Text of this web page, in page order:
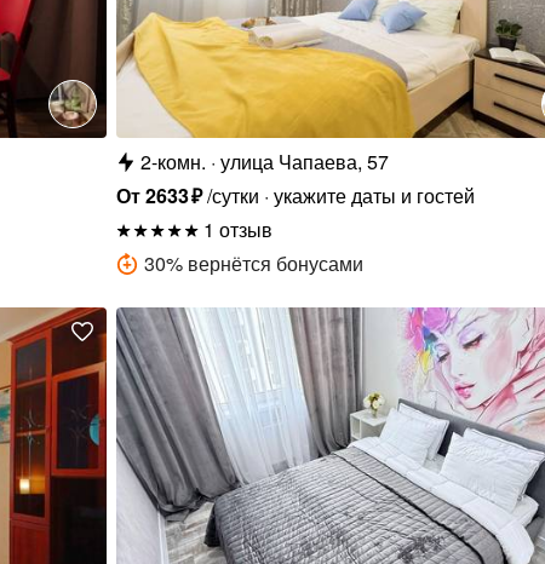
2-комн. улица Чапаева, 57
От2633₽/сутки укажите даты и гостей
1 отзыв
30% вернётся бонусами